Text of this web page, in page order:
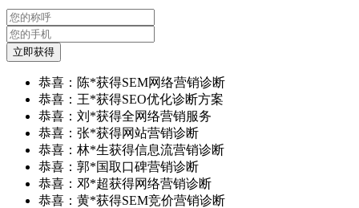
立即获得
恭喜：陈*获得SEM网络营销诊断
恭喜：王*获得SEO优化诊断方案
恭喜：刘*获得全网络营销服务
恭喜：张*获得网站营销诊断
恭喜：林*生获得信息流营销诊断
恭喜：郭*国取口碑营销诊断
恭喜：邓*超获得网络营销诊断
恭喜：黄*获得SEM竞价营销诊断